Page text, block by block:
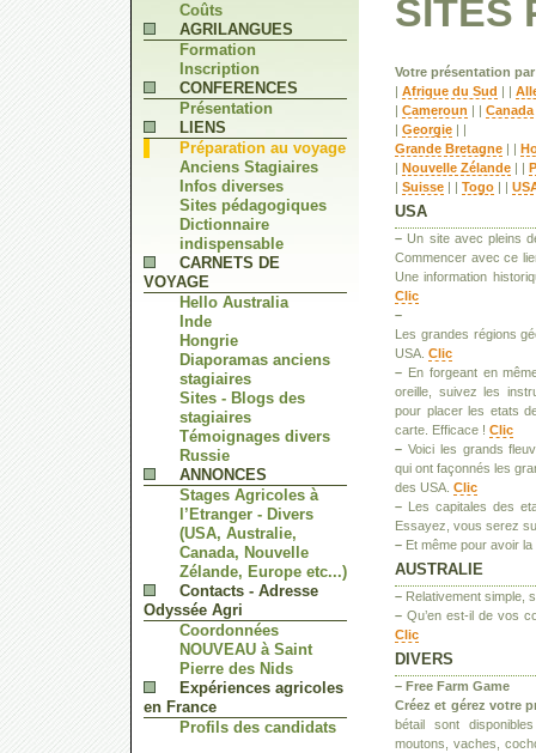
Coûts
AGRILANGUES
Formation
Inscription
CONFERENCES
Présentation
LIENS
Préparation au voyage
Anciens Stagiaires
Infos diverses
Sites pédagogiques
Dictionnaire
indispensable
CARNETS DE
VOYAGE
Hello Australia
Inde
Hongrie
Diaporamas anciens
stagiaires
Sites - Blogs des
stagiaires
Témoignages divers
Russie
ANNONCES
Stages Agricoles à
l’Etranger - Divers
(USA, Australie,
Canada, Nouvelle
Zélande, Europe etc...)
Contacts - Adresse
Odyssée Agri
Coordonnées
NOUVEAU à Saint
Pierre des Nids
Expériences agricoles
en France
Profils des candidats
SITES
Votre présentation
Afrique du Sud
Cameroun Canada
Georgie
Grande Bretagne
Nouvelle Zélande
Suisse Togo
USA
– Un site avec pleins
Commencer avec ce
Une information
Clic
–
Les grandes régions
USA. Clic
– En forgeant en
oreille, suivez les
pour placer les etats
carte. Efficace ! Clic
– Voici les grands
qui ont façonnés les
des USA. Clic
– Les capitales des
Essayez, vous serez
– Et même pour avoir la
AUSTRALIE
– Relativement simple,
– Qu’en est-il de vos
Clic
DIVERS
– Free Farm Game
Créez et gérez votre
bétail sont
moutons, vaches,